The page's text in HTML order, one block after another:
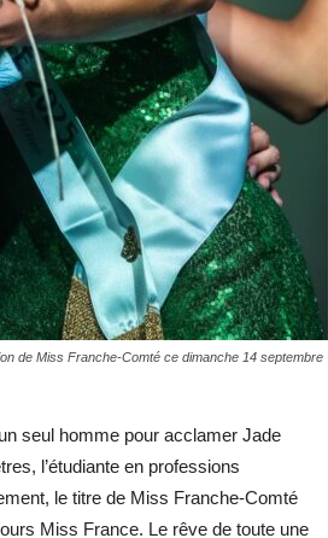
de Miss Franche-Comté ce dimanche 14 septembre
seul homme pour acclamer Jade
l’étudiante en professions
le titre de Miss Franche-Comté
Miss France. Le rêve de toute une